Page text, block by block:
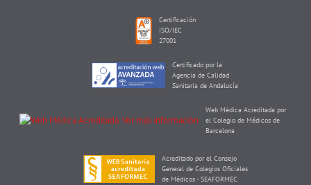
Certificación
ISO/IEC
27001
Certificado por la
Agencia de Calidad
Sanitaria de Andalucía
Web Médica Acreditada por
el Colegio de Médicos de
Barcelona
Acreditado por el Consejo
General de Colegios Oficiales
de Médicos - SEAFORMEC